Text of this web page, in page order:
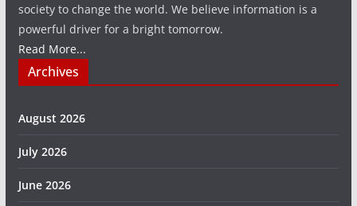
society to change the world. We believe information is a
powerful driver for a bright tomorrow.
Read More...
Archives
August 2026
July 2026
June 2026